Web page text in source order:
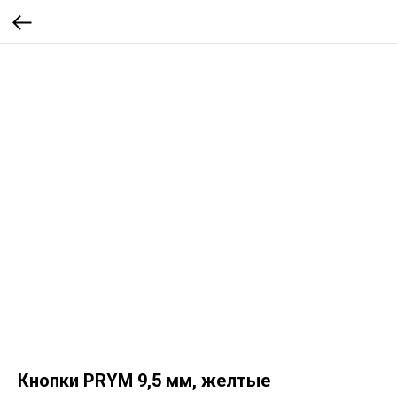
Кнопки PRYM 9,5 мм, желтые